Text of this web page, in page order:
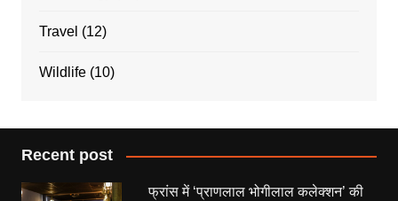
Travel (12)
Wildlife(10)
Recent post
फ्रांस में ‘प्राणलाल भोगीलाल कलेक्शन’ की